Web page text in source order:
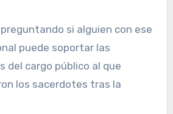
si alguien con ese
puede soportar las
del cargo público al que
los sacerdotes tras la